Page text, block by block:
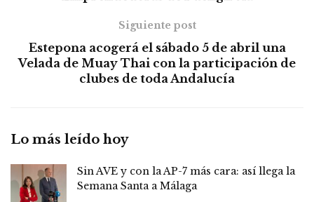
Siguiente post
Estepona acogerá el sábado 5 de abril una
Velada de Muay Thai con la participación de
clubes de toda Andalucía
Lo más leído hoy
Sin AVE y con la AP-7 más cara: así llega la
Semana Santa a Málaga